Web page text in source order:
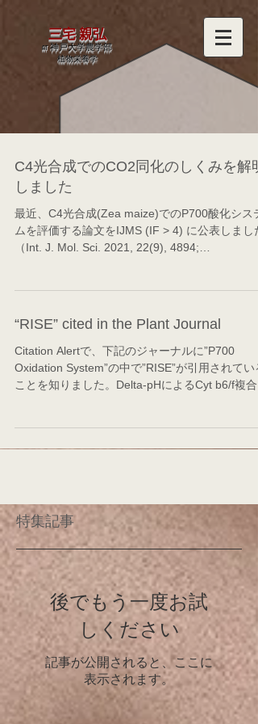
三宅 親弘
at 神戸大学農学部
​植物栄養学
C4光合成でのCO2同化のしくみを解明
しました
最近、C4光合成(Zea maize)でのP700酸化システ
ムを評価する論文をIJMS (IF > 4) に公表しました
（Int. J. Mol. Sci. 2021, 22(9), 4894;
“RISE” cited in the Plant Journal
Citation Alertで、下記のジャーナルに”P700
Oxidation System”の中で”RISE”が引用されてい
ことを知りました。Delta-pHによるCyt b6/f複合
特集記事
後でもう一度お試
しください
記事が公開されると、ここに
表示されます。